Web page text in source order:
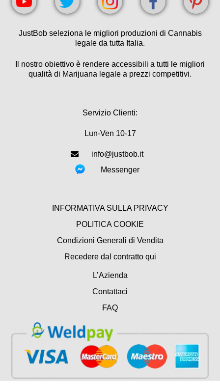
JustBob seleziona le migliori produzioni di Cannabis
legale da tutta Italia.
Il nostro obiettivo è rendere accessibili a tutti le migliori
qualità di Marijuana legale a prezzi competitivi.
Servizio Clienti:
Lun-Ven 10-17
info@justbob.it
Messenger
INFORMATIVA SULLA PRIVACY
POLITICA COOKIE
Condizioni Generali di Vendita
Recedere dal contratto qui
L’Azienda
Contattaci
FAQ